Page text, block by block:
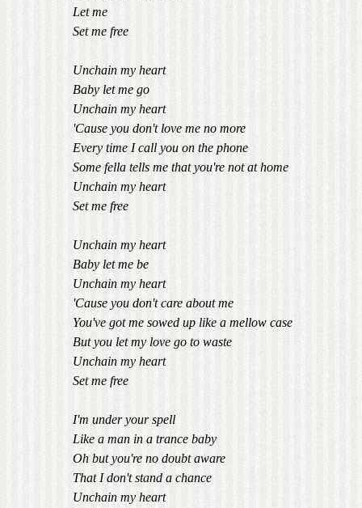
Let me
Set me free
Unchain my heart
Baby let me go
Unchain my heart
'Cause you don't love me no more
Every time I call you on the phone
Some fella tells me that you're not at home
Unchain my heart
Set me free
Unchain my heart
Baby let me be
Unchain my heart
'Cause you don't care about me
You've got me sowed up like a mellow case
But you let my love go to waste
Unchain my heart
Set me free
I'm under your spell
Like a man in a trance baby
Oh but you're no doubt aware
That I don't stand a chance
Unchain my heart